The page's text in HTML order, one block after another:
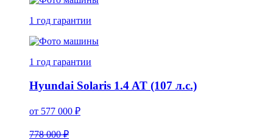
1 год гарантии
1 год гарантии
Hyundai Solaris 1.4 AT (107 л.с.)
от 577 000 ₽
778 000 ₽